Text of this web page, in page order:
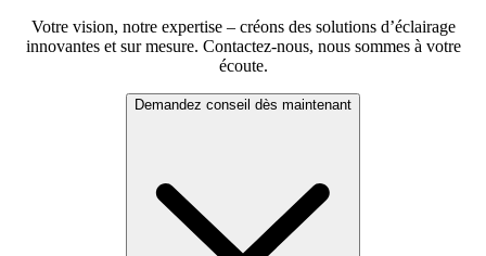
Votre vision, notre expertise – créons des solutions d’éclairage
innovantes et sur mesure. Contactez-nous, nous sommes à votre
écoute.
Demandez conseil dès maintenant